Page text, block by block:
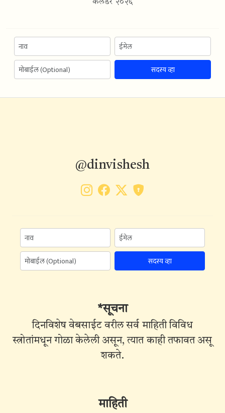
कॅलेंडर २०२६
सदस्य व्हा
@dinvishesh
सदस्य व्हा
*सूचना
दिनविशेष वेबसाईट वरील सर्व माहिती विविध
स्त्रोतांमधून गोळा केलेली असून, त्यात काही तफावत असू
शकते.
माहिती